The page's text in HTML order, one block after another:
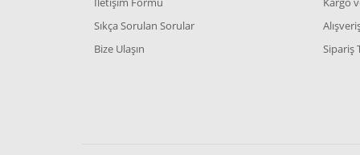
Sıkça Sorulan Sorular
Bize Ulaşın
Sipariş